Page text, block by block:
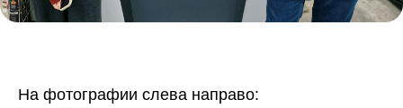
На фотографии слева направо: